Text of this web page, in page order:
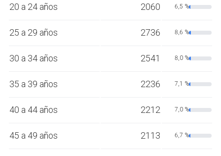
20 a 24 años 2060 6,5 %
25 a 29 años 2736 8,6 %
30 a 34 años 2541 8,0 %
35 a 39 años 2236 7,1 %
40 a 44 años 2212 7,0 %
45 a 49 años 2113 6,7 %